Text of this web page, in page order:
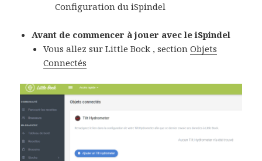
Configuration du iSpindel
Avant de commencer à jouer avec le iSpindel
Vous allez sur Little Bock , sectionObjets
Connectés